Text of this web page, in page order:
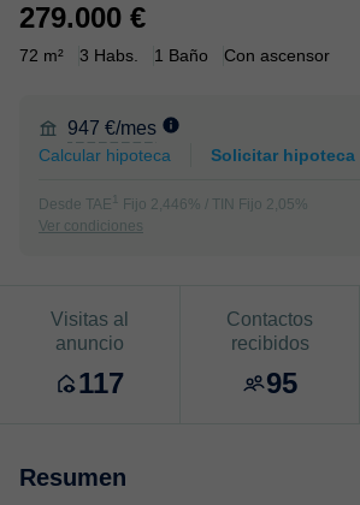
279.000 €
72 m² 3 Habs. 1 Baño Con ascensor
947 €/mes
Calcular hipoteca Solicitar hipoteca
Desde TAE 1
Fijo 2,446% / TIN Fijo 2,05%
Ver condiciones
Visitas al
anuncio
117
Contactos
recibidos
95
Resumen